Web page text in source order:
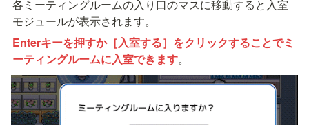
各ミーティングルームの入り口のマスに移動すると入室
モジュールが表示されます。
Enterキーを押すか［入室する］をクリックすることでミ
ーティングルームに入室できます。